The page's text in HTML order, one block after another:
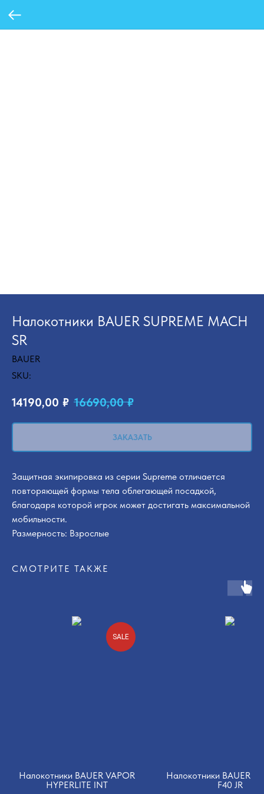
Налокотники BAUER SUPREME MACH
SR
BAUER
SKU:
14190,00 ₽ 16690,00 ₽
ЗАКАЗАТЬ
Защитная экипировка из серии Supreme отличается
повторяющей формы тела облегающей посадкой,
благодаря которой игрок может достигать максимальной
мобильности.
Размерность: Взрослые
СМОТРИТЕ ТАКЖЕ
SALE
Налокотники BAUER VAPOR
HYPERLITE INT
Налокотники BAUER
F40 JR